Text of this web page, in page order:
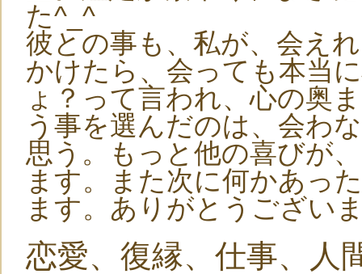
た^_^
彼との事も、私が、会え
かけたら、会っても本当
ょ？って言われ、心の奥
う事を選んだのは、会わ
思う。もっと他の喜びが
ます。また次に何かあっ
ます。ありがとうござい
恋愛、復縁、仕事、人